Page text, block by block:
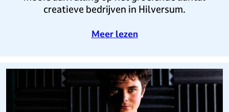
n
e
n
M
u
creatieve bedrijven in Hilversum.
Meer lezen
o
r
S
u